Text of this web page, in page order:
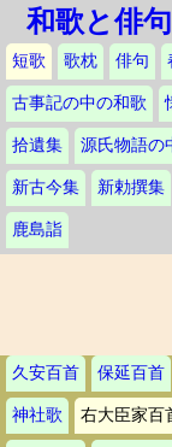
和歌と俳句
短歌 歌枕 俳句
古事記の中の和歌
拾遺集 源氏物語の
新古今集 新勅撰集
鹿島詣
久安百首 保延百首
神社歌 右大臣家百